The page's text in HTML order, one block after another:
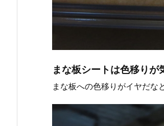
まな板シートは色移りが
まな板への色移りがイヤだな